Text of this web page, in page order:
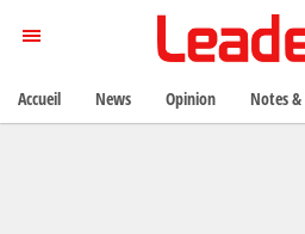
Accueil News Opinion Notes &